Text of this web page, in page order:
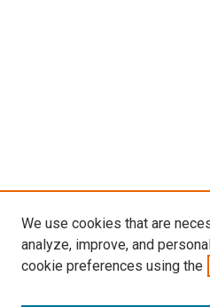
We use cookies that are
analyze, improve, and
cookie preferences using the